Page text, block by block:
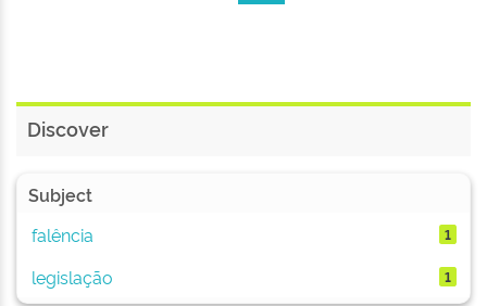
Discover
Subject
falência
1
legislação 1